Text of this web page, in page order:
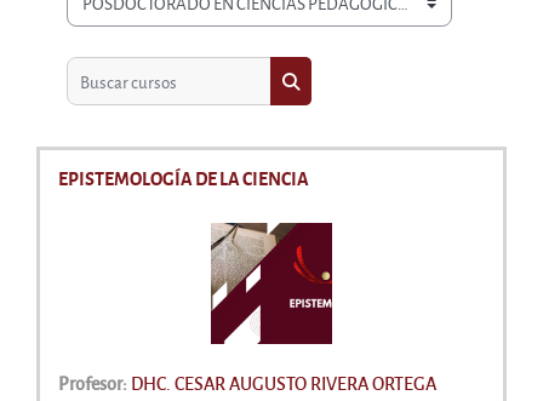
Categorías
Buscar cursos
Buscar cursos
EPISTEMOLOGÍA DE LA CIENCIA
Profesor: DHC. CESAR AUGUSTO RIVERA ORTEGA